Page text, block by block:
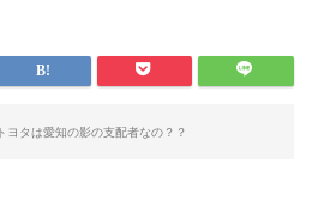
トヨタは愛知の影の支配者なの？？